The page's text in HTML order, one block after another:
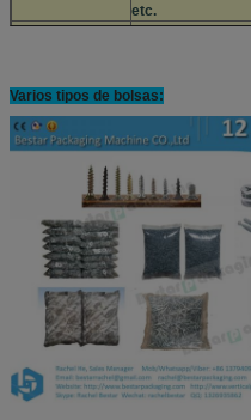
etc.
observaciones máquina de
automático; 4.
de terminales; 6.
bolsas; 8. varios
Varios tipos de bolsas: